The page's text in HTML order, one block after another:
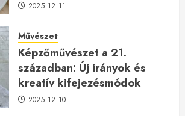
2025.12.11.
Művészet
Képzőművészet a 21.
században: Új irányok és
kreatív kifejezésmódok
2025.12.10.